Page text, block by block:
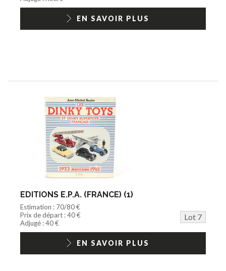
EN SAVOIR PLUS
EDITIONS E.P.A. (FRANCE) (1)
Estimation : 70/80 €
Prix de départ : 40 €
Lot 7
Adjugé : 40 €
EN SAVOIR PLUS